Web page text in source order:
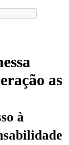
as
à